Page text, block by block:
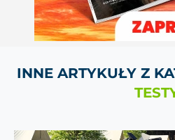
INNE ARTYKUŁY Z